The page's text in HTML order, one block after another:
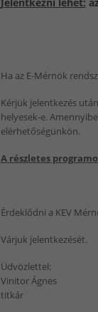
Ha az E-Mérnök
Kérjük jelentkezés
helyesek-e.
elérhetőségünkön.
A részletes
Érdeklődni a KEV
Várjuk jelentkezését.
Üdvözlettel:
Vinitor Ágnes
titkár